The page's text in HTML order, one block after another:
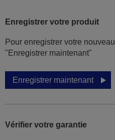
Enregistrer votre produit
Pour enregistrer votre
"Enregistrer maintenant"
Enregistrer maintenant
Vérifier votre garantie